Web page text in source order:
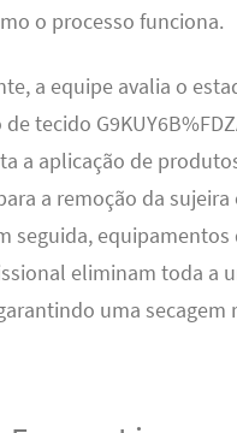
o processo funciona.
a equipe avalia o
tecido
a aplicação de
a remoção da sujeira
seguida, equipamentos
eliminam toda a
uma secagem